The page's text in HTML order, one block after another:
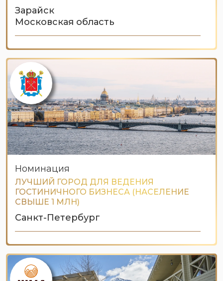
Зарайск
Московская область
Номинация
ЛУЧШИЙ ГОРОД ДЛЯ ВЕДЕНИЯ
ГОСТИНИЧНОГО БИЗНЕСА (НАСЕЛЕНИЕ
СВЫШЕ 1 МЛН)
Санкт-Петербург